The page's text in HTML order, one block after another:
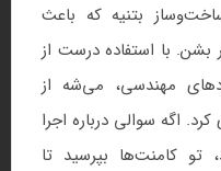
بتنیه که باعث
بشن. با استفاده درست از
مهندسی، می‌شه از
اگه سوالی درباره اجرا
تو کامنت‌ها بپرسید تا